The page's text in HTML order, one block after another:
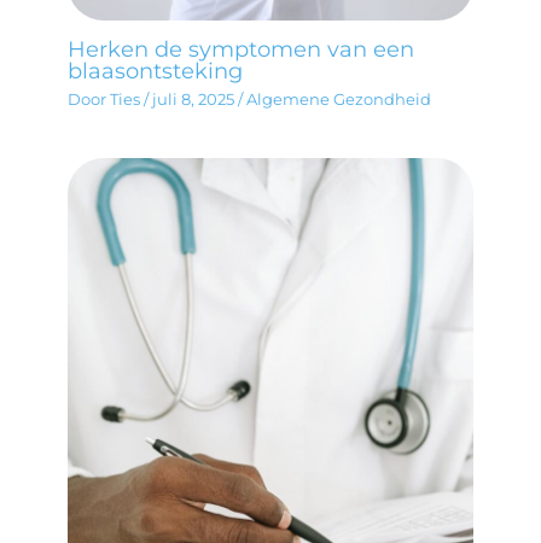
Herken de symptomen van een
blaasontsteking
DoorTies/ juli 8, 2025/Algemene Gezondheid